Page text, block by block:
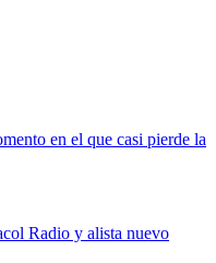
en el que casi pierde la
Radio y alista nuevo